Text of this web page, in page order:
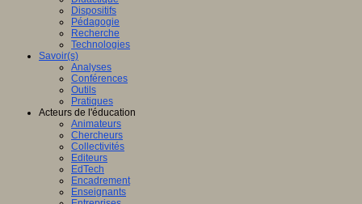
Dispositifs
Pédagogie
Recherche
Technologies
Savoir(s)
Analyses
Conférences
Outils
Pratiques
Acteurs de l'éducation
Animateurs
Chercheurs
Collectivités
Editeurs
EdTech
Encadrement
Enseignants